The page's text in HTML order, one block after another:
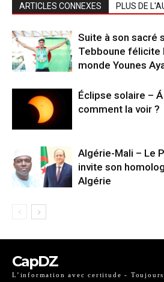
ARTICLES CONNEXES PLUS DE
Suite à son sacré
Tebboune félicite
monde Younes
Éclipse solaire –
comment la voir ?
Algérie-Mali – Le
invite son
Algérie
CapDZ
L’information avec certitude -